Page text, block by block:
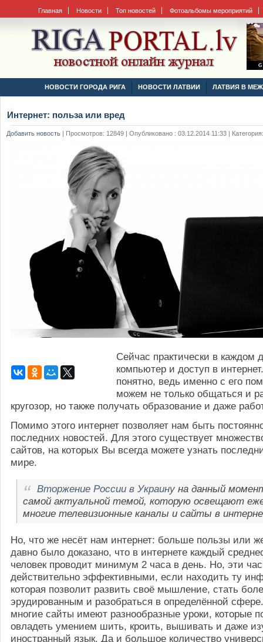
Главная Новости Топ новостей Фотоальбомы мероприятий
НОВОСТИ ГОРОДА РИГА НОВОСТИ ЛАТВИИ ЛАТВИЯ В
Интернет: польза или вред
Добавить новость | Просмотров: 12849 | Опубликовано : 03.12.2014 11:33 | Категория:
Сейчас практически в каждом
компьютер и доступ в
понятно, ведь именно с его
можем не только общаться и
кругозор, но также получать образование и даже
Помимо этого интернет позволяет нам быть
последних новостей. Для этого существует
сайтов, на которых Вы всегда можете узнать
мире.
Вторжение России в Украину на данный
самой актуальной темой, которую освещают
многие телевизионные каналы и сайты в
Но, что же несёт нам интернет: больше пользы или
давно было доказано, что в интернете каждый
человек проводит минимум 2 часа в день. Но, эти
действительно эффективными, если находить ту
которая позволит развить своё мышление, стать
эрудированным и разобраться в определённой
многие сайты имеют разнообразные уроки, которые
овладеть умением шить, кроить, вышивать и даже
иностранный язык. Да и большое количество